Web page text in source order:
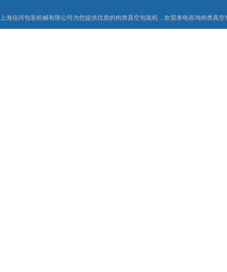
上海佳河包装机械有限公司为您提供优质的肉类真空包装机，欢迎来电咨询肉类真